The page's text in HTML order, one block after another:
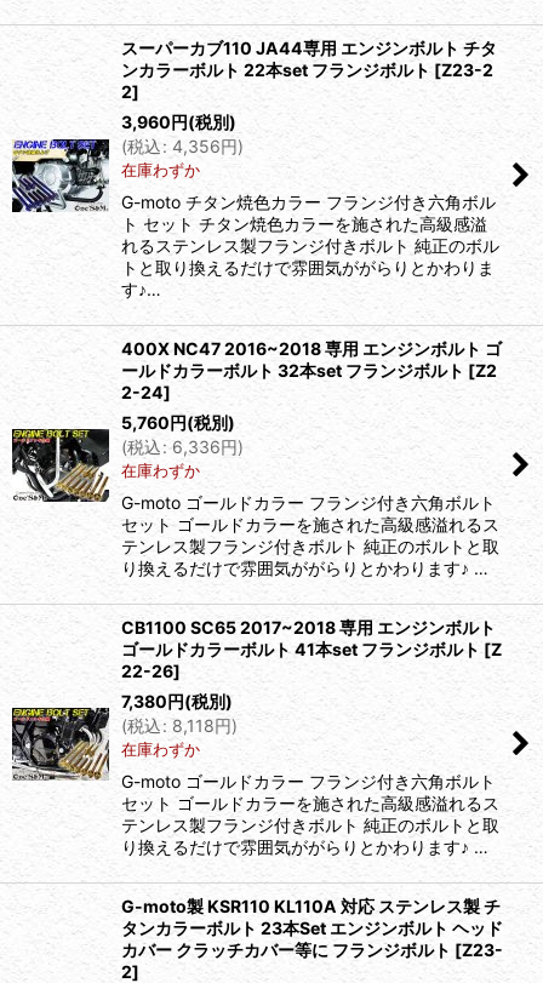
スーパーカブ110 JA44専用 エンジンボルト チタ
ンカラーボルト 22本set フランジボルト [Z23-2
2]
3,960円(税別)
(税込: 4,356円)
在庫わずか
G-moto チタン焼色カラー フランジ付き六角ボル
ト セット チタン焼色カラーを施された高級感溢
れるステンレス製フランジ付きボルト 純正のボル
トと取り換えるだけで雰囲気ががらりとかわりま
す♪…
400X NC47 2016~2018 専用 エンジンボルト ゴ
ールドカラーボルト 32本set フランジボルト [Z2
2-24]
5,760円(税別)
(税込: 6,336円)
在庫わずか
G-moto ゴールドカラー フランジ付き六角ボルト
セット ゴールドカラーを施された高級感溢れるス
テンレス製フランジ付きボルト 純正のボルトと取
り換えるだけで雰囲気ががらりとかわります♪ …
CB1100 SC65 2017~2018 専用 エンジンボルト
ゴールドカラーボルト 41本set フランジボルト [Z
22-26]
7,380円(税別)
(税込: 8,118円)
在庫わずか
G-moto ゴールドカラー フランジ付き六角ボルト
セット ゴールドカラーを施された高級感溢れるス
テンレス製フランジ付きボルト 純正のボルトと取
り換えるだけで雰囲気ががらりとかわります♪ …
G-moto製 KSR110 KL110A 対応 ステンレス製 チ
タンカラーボルト 23本Set エンジンボルト ヘッド
カバー クラッチカバー等に フランジボルト [Z23-
2]